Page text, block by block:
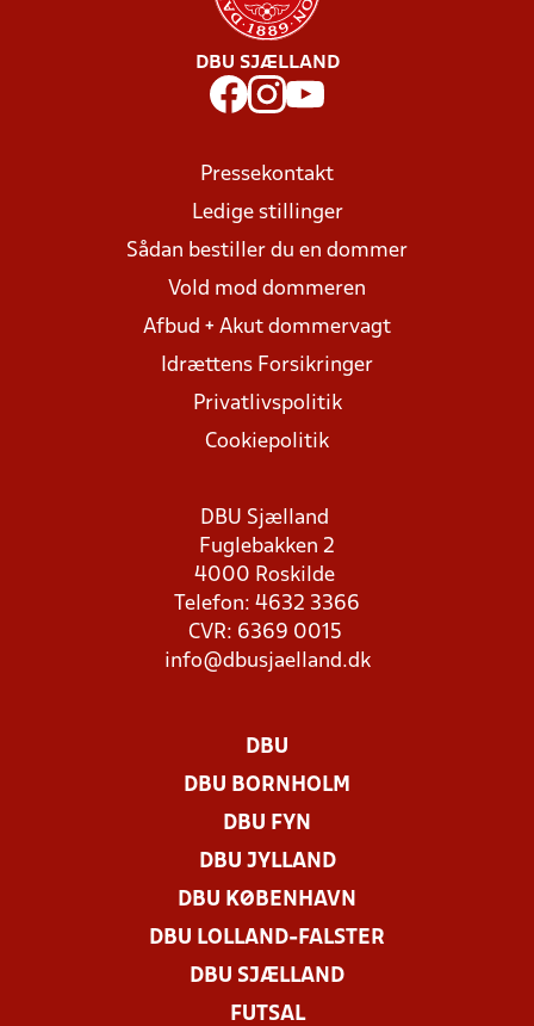
DBU SJÆLLAND
Pressekontakt
Ledige stillinger
Sådan bestiller du en dommer
Vold mod dommeren
Afbud + Akut dommervagt
Idrættens Forsikringer
Privatlivspolitik
Cookiepolitik
DBU Sjælland
Fuglebakken 2
4000 Roskilde
Telefon: 4632 3366
CVR: 6369 0015
info@dbusjaelland.dk
DBU
DBU BORNHOLM
DBU FYN
DBU JYLLAND
DBU KØBENHAVN
DBU LOLLAND-FALSTER
DBU SJÆLLAND
FUTSAL